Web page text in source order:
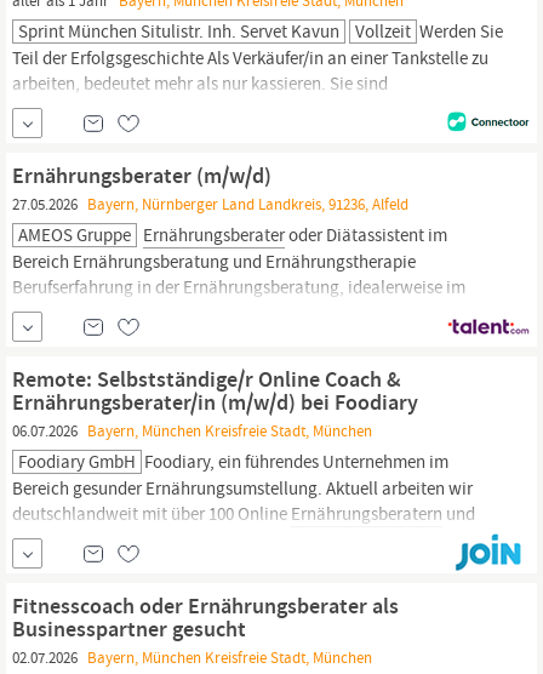
Sprint München Situlistr. Inh. Servet Kavun Vollzeit Werden Sie
Teil der Erfolgsgeschichte Als Verkäufer/in an einer Tankstelle zu
arbeiten, bedeutet mehr als nur kassieren. Sie sind
Markenbotschafter,
Zuhörer, Problemlöser
und Ersthelfer – in einer Person. Sie stehen für den ;Guten Tag“,
den wir unseren Kunden versprechen und stellen sich mit Ihrer
Freundlichkeit und der Freude an...
Ernährungsberater (m/w/d)
27.05.2026 Bayern, Nürnberger Land Landkreis, 91236, Alfeld
AMEOS Gruppe Ernährungsberateroder Diätassistent im
Bereich Ernährungsberatung und Ernährungstherapie
Berufserfahrung in der Ernährungsberatung, idealerweise im
klinischen oder therapeutischen Umfeld, wünschenswert Hohe
Sozialkompetenz sowie ein reflektiertes und teamorientiertes
Auftreten im multiprofessionellen Team Flexibilität,
Innovationsfreude und
Remote: Selbstständige/r Online Coach &
Ernährungsberater/in (m/w/d) bei Foodiary
06.07.2026 Bayern, München Kreisfreie Stadt, München
Foodiary GmbH Foodiary, ein führendes Unternehmen im
Bereich gesunder Ernährungsumstellung. Aktuell arbeiten wir
deutschlandweit mit über 100 Online Ernährungsberatern und
Coaches, sowie über 300 Kooperationspartnern zusammen.
Foodiary bietet dir zahlreiche Vorteile: Gesunde Ernährung leicht
Fitnesscoach oder Ernährungsberater als
Businesspartner gesucht
02.07.2026 Bayern, München Kreisfreie Stadt, München